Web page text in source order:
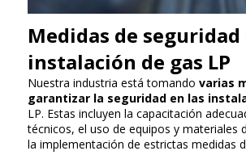
Medidas de seguridad
instalación de gas LP
Nuestra industria está tomando varias
garantizar la seguridad en las
LP. Estas incluyen la capacitación
técnicos, el uso de equipos y materiales
la implementación de estrictas medidas